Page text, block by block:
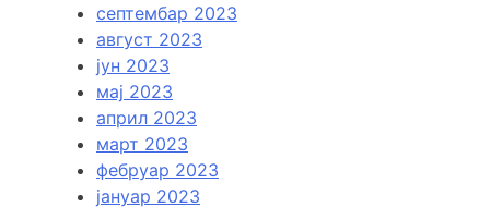
септембар 2023
август 2023
јун 2023
мај 2023
април 2023
март 2023
фебруар 2023
јануар 2023